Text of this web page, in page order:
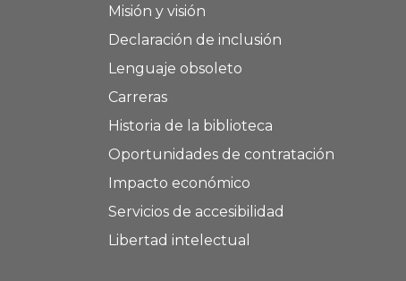
Misión y visión
Declaración de inclusión
Lenguaje obsoleto
Carreras
Historia de la biblioteca
Oportunidades de contratación
Impacto económico
Servicios de accesibilidad
Libertad intelectual